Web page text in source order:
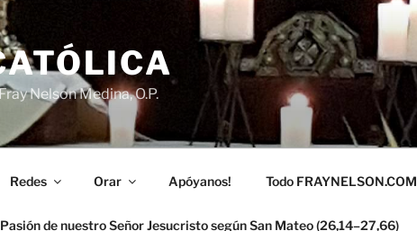
Nelson Medina, O.P.
Redes Orar Apóyanos! Todo FRAYNELSON.COM
Pasión de nuestro Señor Jesucristo según San Mateo (26,14–27,66)